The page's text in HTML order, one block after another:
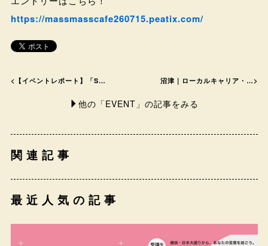
https://massmasscafe260715.peatix.com/
< 【イベントレポート】「S… 沼津｜ローカルキャリア・… >
他の「EVENT」の記事をみる
関連記事
最近人気の記事